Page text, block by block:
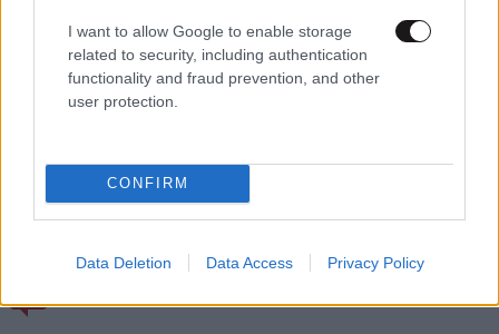
I want to allow Google to enable storage
related to security, including authentication
functionality and fraud prevention, and other
user protection.
CONFIRM
Data Deletion Data Access Privacy Policy